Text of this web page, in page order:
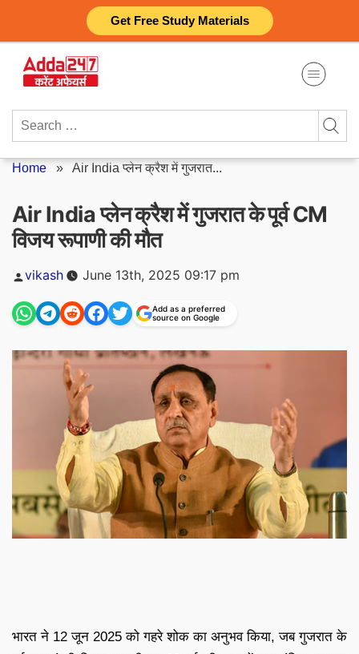
Get Free Study Materials
content
Search
Home » Air India प्लेन क्रैश में गुजरात...
Air India प्लेन क्रैश में गुजरात के पूर्व CM
विजय रूपाणी की मौत
Posted
vikash June 13th, 2025 09:17 pm
Add as a preferred
source on Google
भारत ने 12 जून 2025 को गहरे शोक का अनुभव किया, जब गुजरात के